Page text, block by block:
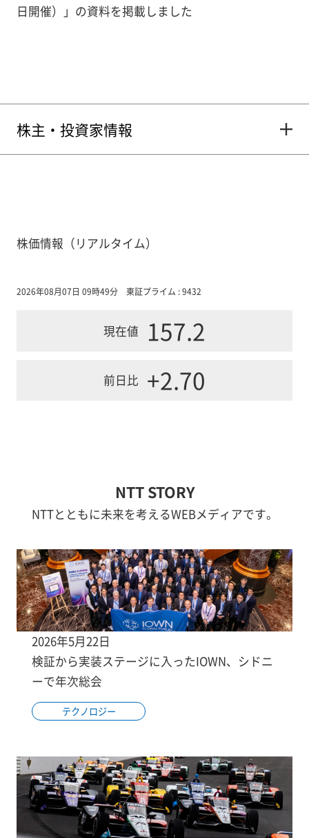
日開催）」の資料を掲載しました
株主・投資家情報
株価情報（リアルタイム）
2026年08月07日 09時49分 東証プライム : 9432
現在値 157.2
前日比 +2.70
NTT STORY
NTTとともに未来を考えるWEBメディアです。
2026年5月22日
検証から実装ステージに入ったIOWN、シドニ
ーで年次総会
テクノロジー